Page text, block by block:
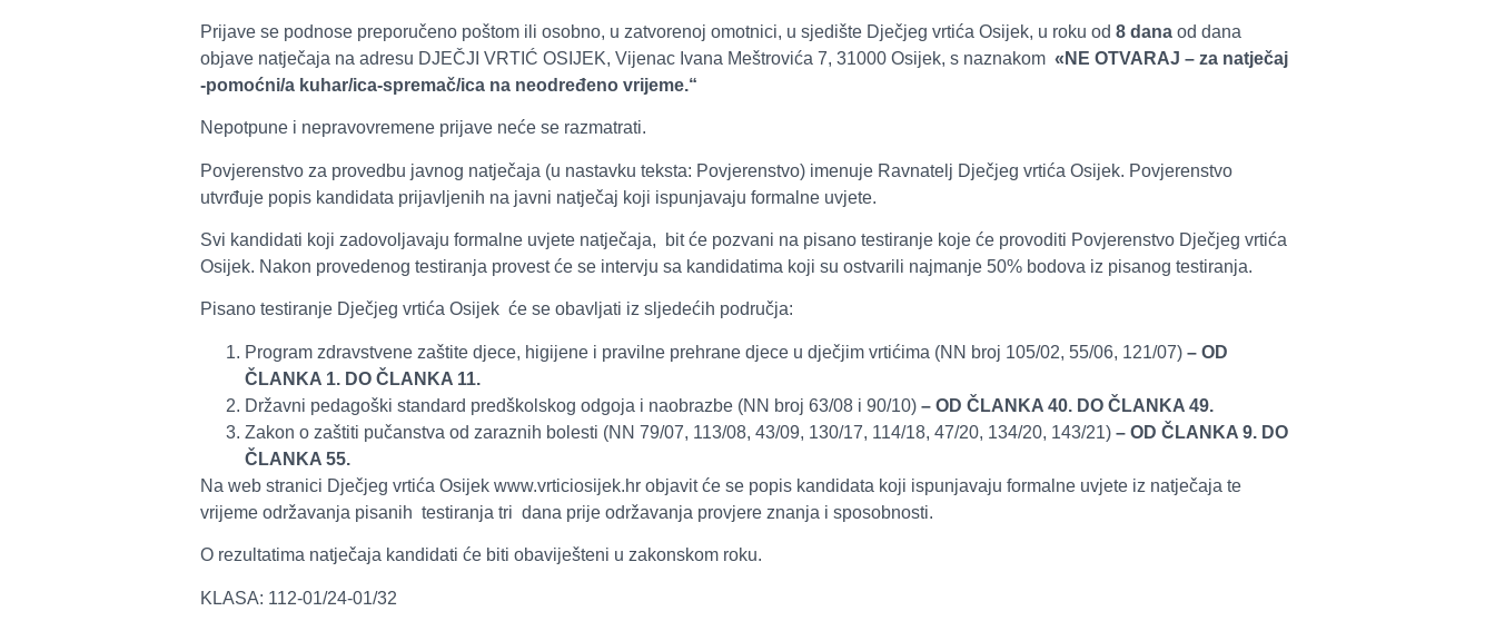
Prijave se podnose preporučeno poštom ili osobno, u zatvorenoj omotnici, u sjedište Dječjeg vrtića Osijek, u roku od 8 danaod dana
objave natječaja na adresu DJEČJI VRTIĆ OSIJEK, Vijenac Ivana Meštrovića 7, 31000 Osijek, s naznakom «NE OTVARAJ – za natječaj
-pomoćni/a kuhar/ica-spremač/ica na neodređeno vrijeme.“
Nepotpune i nepravovremene prijave neće se razmatrati.
Povjerenstvo za provedbu javnog natječaja (u nastavku teksta: Povjerenstvo) imenuje Ravnatelj Dječjeg vrtića Osijek. Povjerenstvo
utvrđuje popis kandidata prijavljenih na javni natječaj koji ispunjavaju formalne uvjete.
Svi kandidati koji zadovoljavaju formalne uvjete natječaja, bit će pozvani na pisano testiranje koje će provoditi Povjerenstvo Dječjeg vrtića
Osijek. Nakon provedenog testiranja provest će se intervju sa kandidatima koji su ostvarili najmanje 50% bodova iz pisanog testiranja.
Pisano testiranje Dječjeg vrtića Osijek će se obavljati iz sljedećih područja:
Program zdravstvene zaštite djece, higijene i pravilne prehrane djece u dječjim vrtićima (NN broj 105/02, 55/06, 121/07) – OD
ČLANKA 1. DO ČLANKA 11.
Državni pedagoški standard predškolskog odgoja i naobrazbe (NN broj 63/08 i 90/10) – OD ČLANKA 40. DO ČLANKA 49.
Zakon o zaštiti pučanstva od zaraznih bolesti (NN 79/07, 113/08, 43/09, 130/17, 114/18, 47/20, 134/20, 143/21) – OD ČLANKA 9. DO
ČLANKA 55.
Na web stranici Dječjeg vrtića Osijek www.vrticiosijek.hr objavit će se popis kandidata koji ispunjavaju formalne uvjete iz natječaja te
vrijeme održavanja pisanih testiranja tri dana prije održavanja provjere znanja i sposobnosti.
O rezultatima natječaja kandidati će biti obaviješteni u zakonskom roku.
KLASA: 112-01/24-01/32